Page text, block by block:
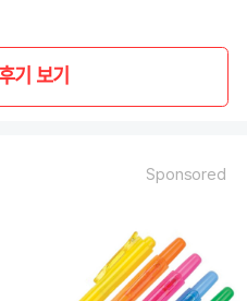
기 보기
Sponsored